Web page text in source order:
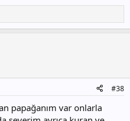
#38
papağanım var onlarla